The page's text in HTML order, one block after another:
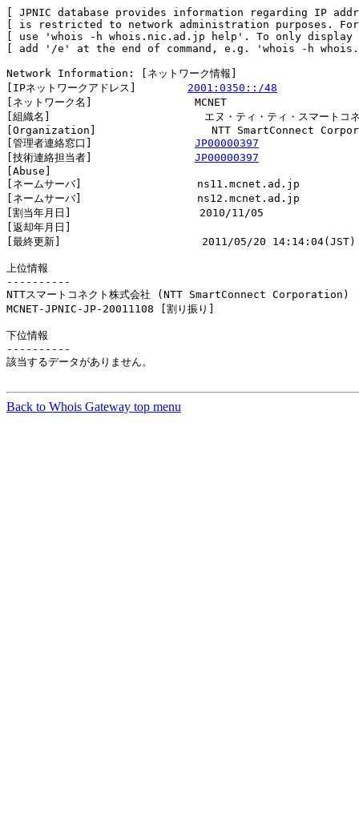
[ JPNIC database provides information regarding IP
[ is restricted to network administration purposes.
[ use 'whois -h whois.nic.ad.jp help'. To only
[ add '/e' at the end of command, e.g. 'whois -h
Network Information: [ネットワーク情報]
[IPネットワークアドレス] 2001:0350::/48
[ネットワーク名]                MCNET
[組織名]                        エヌ・ティ・ティ・スマートコネ
[Organization]                  NTT SmartConnect
[管理者連絡窓口] JP00000397
[技術連絡担当者] JP00000397
[Abuse]
[ネームサーバ]                  ns11.mcnet.ad.jp
[ネームサーバ]                  ns12.mcnet.ad.jp
[割当年月日]                    2010/11/05
[返却年月日]
[最終更新]                      2011/05/20 14:14:04(JST)
上位情報
----------
NTTスマートコネクト株式会社 (NTT SmartConnect Corporation)
MCNET-JPNIC-JP-20011108 [割り
下位情報
----------
該当するデータがありません。
Back to Whois Gateway top menu